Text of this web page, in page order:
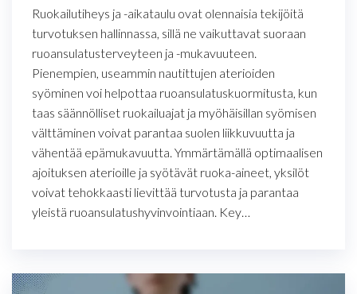
Ruokailutiheys ja -aikataulu ovat olennaisia tekijöitä
turvotuksen hallinnassa, sillä ne vaikuttavat suoraan
ruoansulatusterveyteen ja -mukavuuteen.
Pienempien, useammin nautittujen aterioiden
syöminen voi helpottaa ruoansulatuskuormitusta, kun
taas säännölliset ruokailuajat ja myöhäisillan syömisen
välttäminen voivat parantaa suolen liikkuvuutta ja
vähentää epämukavuutta. Ymmärtämällä optimaalisen
ajoituksen aterioille ja syötävät ruoka-aineet, yksilöt
voivat tehokkaasti lievittää turvotusta ja parantaa
yleistä ruoansulatushyvinvointiaan. Key…